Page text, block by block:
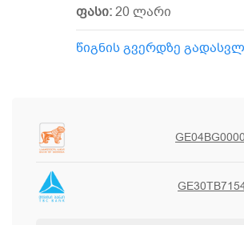
ფასი:20 ლარი
წიგნის გვერდზე